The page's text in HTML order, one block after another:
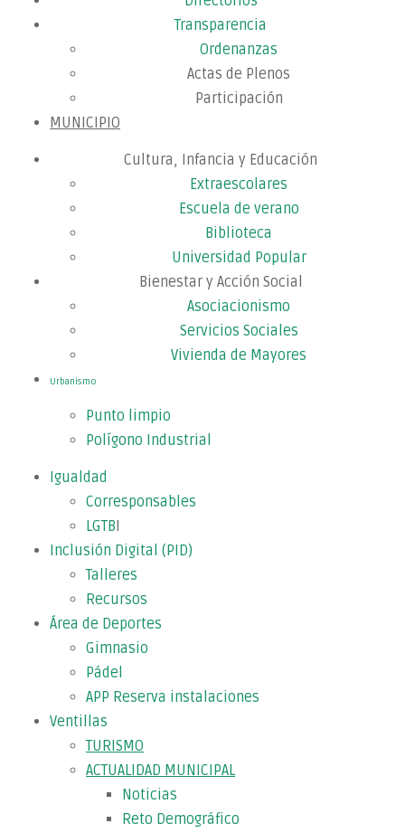
Transparencia
Ordenanzas
Actas de Plenos
Participación
MUNICIPIO
Cultura, Infancia y Educación
Extraescolares
Escuela de verano
Biblioteca
Universidad Popular
Bienestar y Acción Social
Asociacionismo
Servicios Sociales
Vivienda de Mayores
Urbanismo
Punto limpio
Polígono Industrial
Igualdad
Corresponsables
LGTBI
Inclusión Digital (PID)
Talleres
Recursos
Área de Deportes
Gimnasio
Pádel
APP Reserva instalaciones
Ventillas
TURISMO
ACTUALIDAD MUNICIPAL
Noticias
Reto Demográfico